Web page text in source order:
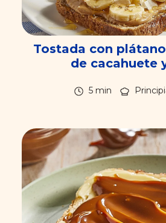
Tostada con
de cacahuete
5 min